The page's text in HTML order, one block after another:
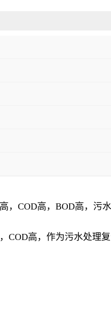
COD高，BOD高，污水
COD高，作为污水处